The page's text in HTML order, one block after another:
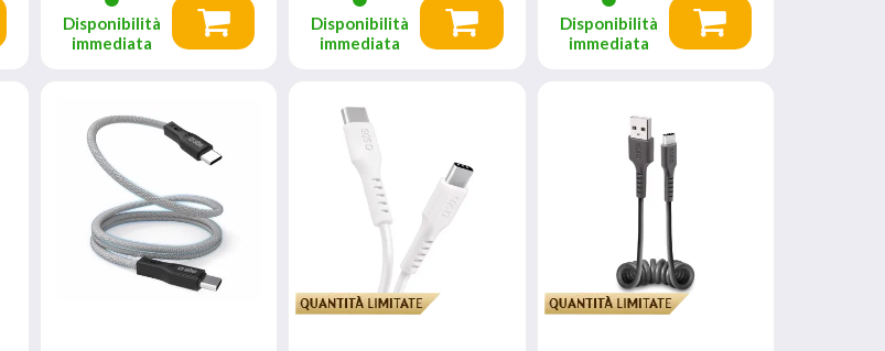
Disponibilità
immediata
Disponibilità
immediata
Disponibilità
immediata